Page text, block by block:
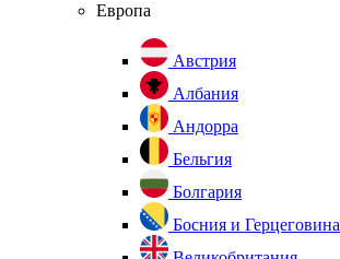
Европа
Австрия
Албания
Андорра
Бельгия
Болгария
Босния и Герцеговина